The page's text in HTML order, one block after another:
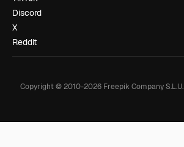
Discord
X
Reddit
Copyright © 2010-2026Freepik Company S.L.U.